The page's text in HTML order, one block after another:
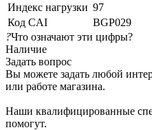
Индекс нагрузки 97
Код CAI
BGP029
?Что означают эти цифры?
Наличие
Задать вопрос
Вы можете задать любой
или работе магазина.
Наши квалифицированные
помогут.